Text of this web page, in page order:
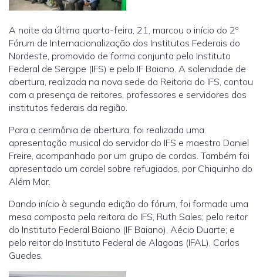
A noite da última quarta-feira, 21, marcou o início do 2º
Fórum de Internacionalização dos Institutos Federais do
Nordeste, promovido de forma conjunta pelo Instituto
Federal de Sergipe (IFS) e pelo IF Baiano. A solenidade de
abertura, realizada na nova sede da Reitoria do IFS, contou
com a presença de reitores, professores e servidores dos
institutos federais da região.
Para a cerimônia de abertura, foi realizada uma
apresentação musical do servidor do IFS e maestro Daniel
Freire, acompanhado por um grupo de cordas. Também foi
apresentado um cordel sobre refugiados, por Chiquinho do
Além Mar.
Dando início à segunda edição do fórum, foi formada uma
mesa composta pela reitora do IFS, Ruth Sales; pelo reitor
do Instituto Federal Baiano (IF Baiano), Aécio Duarte; e
pelo reitor do Instituto Federal de Alagoas (IFAL), Carlos
Guedes.